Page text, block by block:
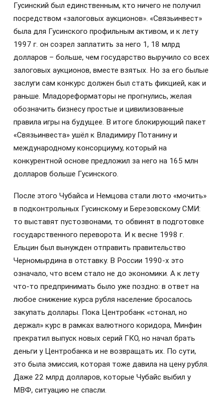
Гусинский был единственным, кто ничего не получил
посредством «залоговых аукционов». «Связьинвест»
была для Гусинского профильным активом, и к лету
1997 г. он созрел заплатить за него 1, 18 млрд
долларов – больше, чем государство выручило со всех
залоговых аукционов, вместе взятых. Но за его былые
заслуги сам конкурс должен был стать фикцией, как и
раньше. Младореформаторы не прогнулись, желая
обозначить бизнесу простые и цивилизованные
правила игры на будущее. В итоге блокирующий пакет
«Связьинвеста» ушёл к Владимиру Потанину и
международному консорциуму, который на
конкурентной основе предложил за него на 165 млн
долларов больше Гусинского.
После этого Чубайса и Немцова стали люто «мочить»
в подконтрольных Гусинскому и Березовскому СМИ:
то выставят пустозвонами, то обвинят в подготовке
государственного переворота. И к весне 1998 г.
Ельцин был вынужден отправить правительство
Черномырдина в отставку. В России 1990-х это
означало, что всем стало не до экономики. А к лету
что-то предпринимать было уже поздно: в ответ на
любое снижение курса рубля население бросалось
закупать доллары. Пока Центробанк «стонал, но
держал» курс в рамках валютного коридора, Минфин
прекратил выпуск новых серий ГКО, но начал брать
деньги у Центробанка и не возвращать их. По сути,
это была эмиссия, которая тоже давила на цену рубля.
Даже 22 млрд долларов, которые Чубайс выбил у
МВФ, ситуацию не спасли.